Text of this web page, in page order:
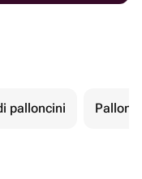
palloncini